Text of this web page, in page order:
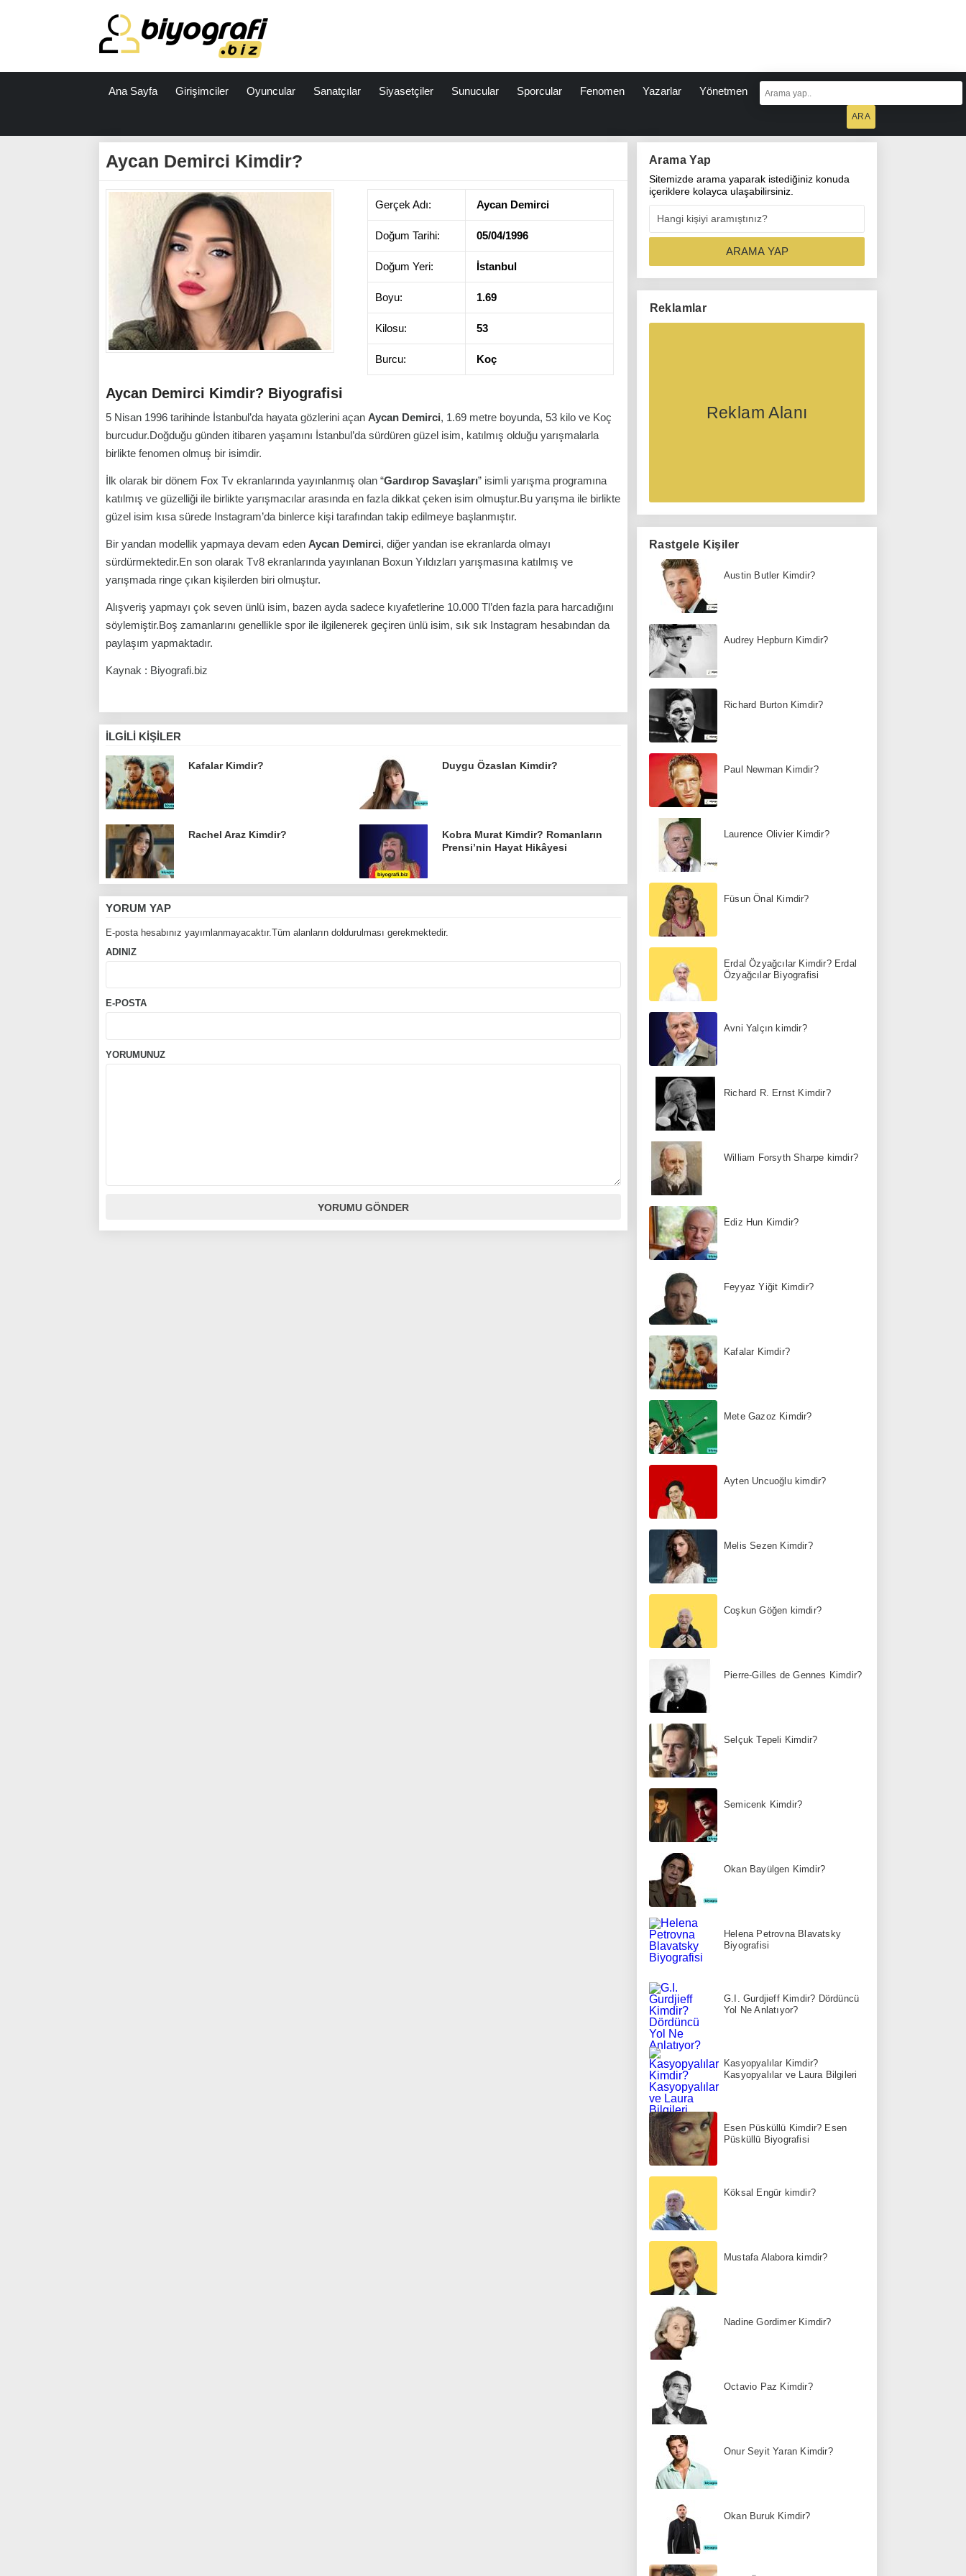
Ana Sayfa Girişimciler Oyuncular Sanatçılar Siyasetçiler Sunucular Sporcular Fenomen Yazarlar Yönetmen
Aycan Demirci Kimdir?
Gerçek Adı: Aycan Demirci
Doğum Tarihi: 05/04/1996
Doğum Yeri: İstanbul
Boyu: 1.69
Kilosu: 53
Burcu: Koç
Aycan Demirci Kimdir? Biyografisi
5 Nisan 1996 tarihinde İstanbul’da hayata gözlerini açan Aycan Demirci, 1.69 metre boyunda, 53 kilo ve Koç
burcudur.Doğduğu günden itibaren yaşamını İstanbul’da sürdüren güzel isim, katılmış olduğu yarışmalarla
birlikte fenomen olmuş bir isimdir.
İlk olarak bir dönem Fox Tv ekranlarında yayınlanmış olan “Gardırop Savaşları” isimli yarışma programına
katılmış ve güzelliği ile birlikte yarışmacılar arasında en fazla dikkat çeken isim olmuştur.Bu yarışma ile birlikte
güzel isim kısa sürede Instagram’da binlerce kişi tarafından takip edilmeye başlanmıştır.
Bir yandan modellik yapmaya devam eden Aycan Demirci, diğer yandan ise ekranlarda olmayı
sürdürmektedir.En son olarak Tv8 ekranlarında yayınlanan Boxun Yıldızları yarışmasına katılmış ve
yarışmada ringe çıkan kişilerden biri olmuştur.
Alışveriş yapmayı çok seven ünlü isim, bazen ayda sadece kıyafetlerine 10.000 Tl’den fazla para harcadığını
söylemiştir.Boş zamanlarını genellikle spor ile ilgilenerek geçiren ünlü isim, sık sık Instagram hesabından da
paylaşım yapmaktadır.
Kaynak : Biyografi.biz
İLGILI KIŞILER
Kafalar Kimdir? Duygu Özaslan Kimdir?
Rachel Araz Kimdir?
Kobra Murat Kimdir? Romanların
Prensi’nin Hayat Hikâyesi
YORUM YAP
E-posta hesabınız yayımlanmayacaktır.Tüm alanların doldurulması gerekmektedir.
ADINIZ
E-POSTA
YORUMUNUZ
Arama Yap
Sitemizde arama yaparak istediğiniz konuda
içeriklere kolayca ulaşabilirsiniz.
Reklamlar
Reklam Alanı
Rastgele Kişiler
Austin Butler Kimdir?
Audrey Hepburn Kimdir?
Richard Burton Kimdir?
Paul Newman Kimdir?
Laurence Olivier Kimdir?
Füsun Önal Kimdir?
Erdal Özyağcılar Kimdir? Erdal
Özyağcılar Biyografisi
Avni Yalçın kimdir?
Richard R. Ernst Kimdir?
William Forsyth Sharpe kimdir?
Ediz Hun Kimdir?
Feyyaz Yiğit Kimdir?
Kafalar Kimdir?
Mete Gazoz Kimdir?
Ayten Uncuoğlu kimdir?
Melis Sezen Kimdir?
Coşkun Göğen kimdir?
Pierre-Gilles de Gennes Kimdir?
Selçuk Tepeli Kimdir?
Semicenk Kimdir?
Okan Bayülgen Kimdir?
Helena Petrovna Blavatsky
Biyografisi
G.I. Gurdjieff Kimdir? Dördüncü
Yol Ne Anlatıyor?
Kasyopyalılar Kimdir?
Kasyopyalılar ve Laura Bilgileri
Esen Püsküllü Kimdir? Esen
Püsküllü Biyografisi
Köksal Engür kimdir?
Mustafa Alabora kimdir?
Nadine Gordimer Kimdir?
Octavio Paz Kimdir?
Onur Seyit Yaran Kimdir?
Okan Buruk Kimdir?